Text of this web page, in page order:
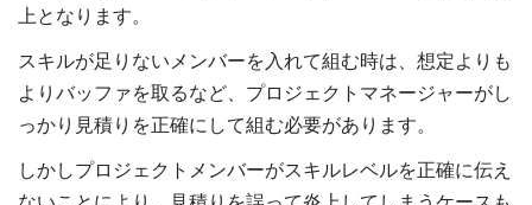
上となります。
スキルが足りないメンバーを入れて組む時は、想定よりも
よりバッファを取るなど、プロジェクトマネージャーがし
っかり見積りを正確にして組む必要があります。
しかしプロジェクトメンバーがスキルレベルを正確に伝え